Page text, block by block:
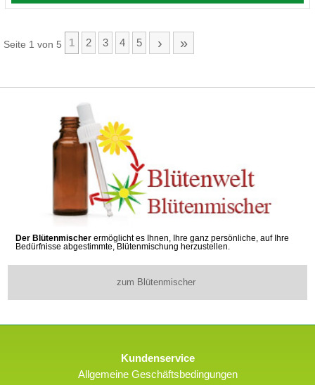
Seite 1 von 5 1 2 3 4 5 › »
Der Blütenmischer ermöglicht es Ihnen, Ihre ganz persönliche, auf Ihre
Bedürfnisse abgestimmte, Blütenmischung herzustellen.
zum Blütenmischer
Kundenservice
Allgemeine Geschäftsbedingungen